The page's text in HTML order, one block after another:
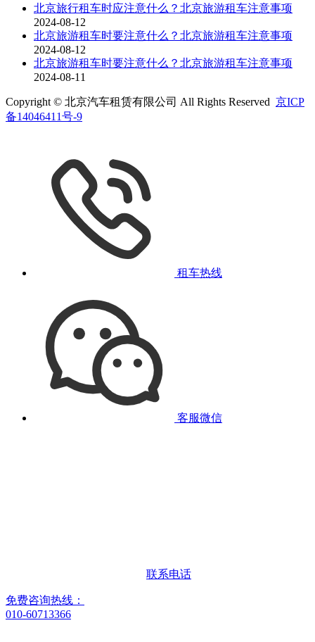
北京旅行租车时应注意什么？北京旅游租车注意事项
2024-08-12
北京旅游租车时要注意什么？北京旅游租车注意事项
2024-08-12
北京旅游租车时要注意什么？北京旅游租车注意事项
2024-08-11
Copyright © 北京汽车租赁有限公司 All Rights Reserved 京ICP
备14046411号-9
租车热线
客服微信
联系电话
免费咨询热线：
010-60713366